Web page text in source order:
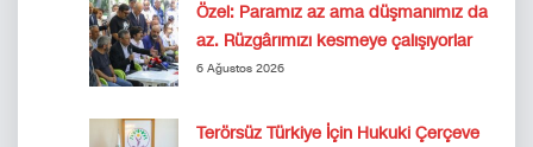
Özel: Paramız az ama düşmanımız da
az. Rüzgârımızı kesmeye çalışıyorlar
6 Ağustos 2026
Terörsüz Türkiye İçin Hukuki Çerçeve